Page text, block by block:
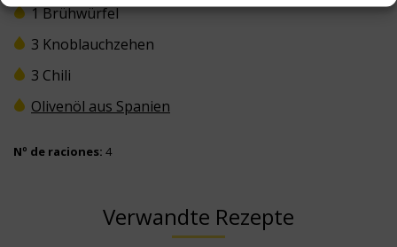
1 Brühwürfel
3 Knoblauchzehen
3 Chili
Olivenöl aus Spanien
Nº de raciones: 4
Verwandte Rezepte